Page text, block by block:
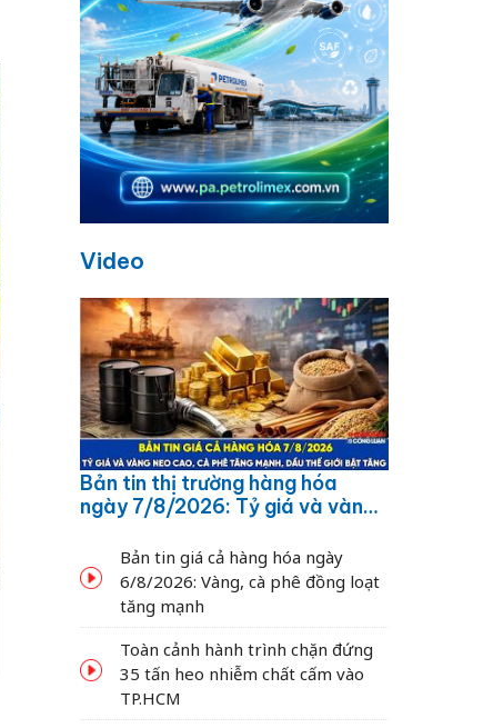
Video
Bản tin thị trường hàng hóa
ngày 7/8/2026: Tỷ giá và vàng
dầu thế giới bật tăng
Bản tin giá cả hàng hóa ngày
6/8/2026: Vàng, cà phê đồng loạt
tăng mạnh
Toàn cảnh hành trình chặn đứng
35 tấn heo nhiễm chất cấm vào
TP.HCM